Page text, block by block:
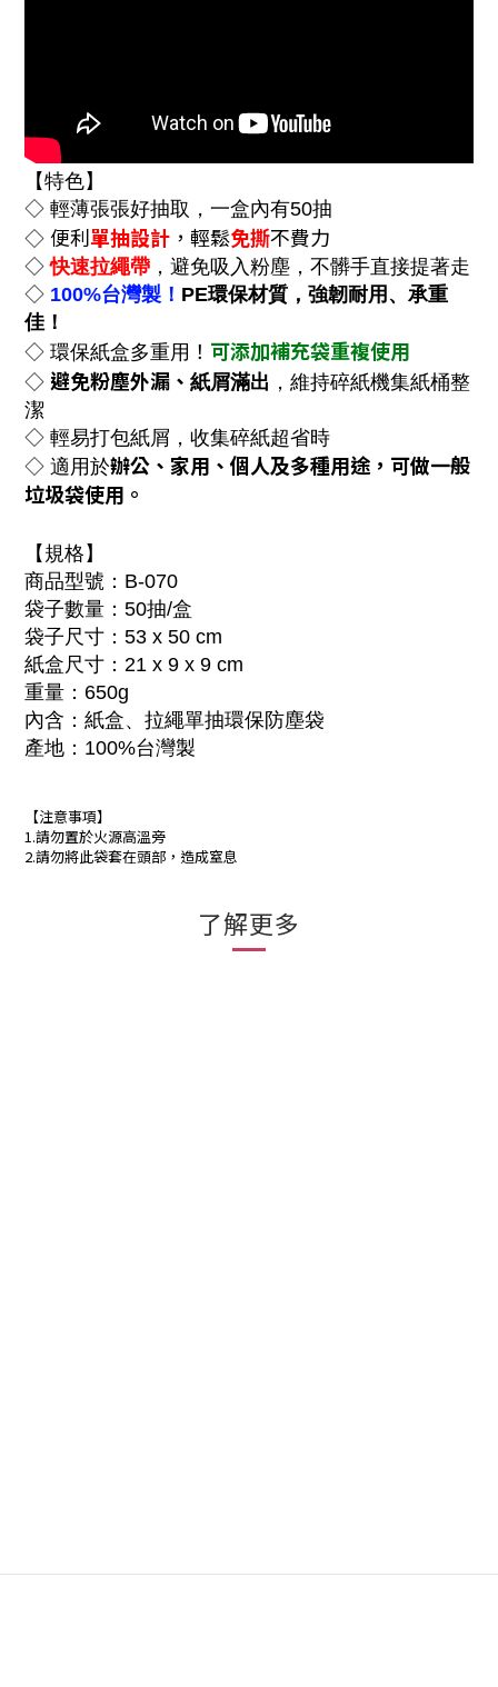
【特色】
◇ 輕薄張張好抽取， 一盒內有50抽
◇ 便利單抽設計 ，輕鬆免撕不費力
◇快速拉繩帶 ，避免吸入粉塵，不髒手直接提著走
◇ 100%台灣製！ PE環保材質，強韌耐用、承重
佳！
◇ 環保紙盒多重用 ！ 可添加補充袋重複使用
◇ 避免粉塵外漏、 紙屑滿出 ， 維持碎紙機集紙桶整
潔
◇ 輕易打包紙屑，收集碎紙超省時
◇ 適用於辦公、家用、個人及多種用途，可做一般
垃圾袋使用。
【規格】
商品型號：B-070
袋子數量：50抽/盒
袋子尺寸：53 x 50 cm
紙盒尺寸：21 x 9 x 9 cm
重量：650g
內含：紙盒、拉繩單抽環保防塵袋
產地：100%台灣製
【注意事項】
1.請勿置於火源高溫旁
2.請勿將此袋套在頭部，造成窒息
了解更多